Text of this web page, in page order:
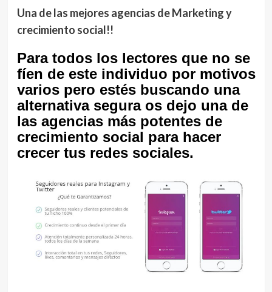
Una de las mejores agencias de Marketing y
crecimiento social!!
Para todos los lectores que no se
fíen de este individuo por motivos
varios pero estés buscando una
alternativa segura os dejo una de
las agencias más potentes de
crecimiento social para hacer
crecer tus redes sociales.